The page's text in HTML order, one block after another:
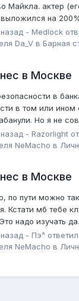
Майкла. актер
на
- Medlock
Da_V в Барная
в Москве
в
в том или ином
Но я не
- Razorlight
NeMacho в
в Москве
по пути можно
Кстати мб тебе
надо изучать
- Пэ^
NeMacho в